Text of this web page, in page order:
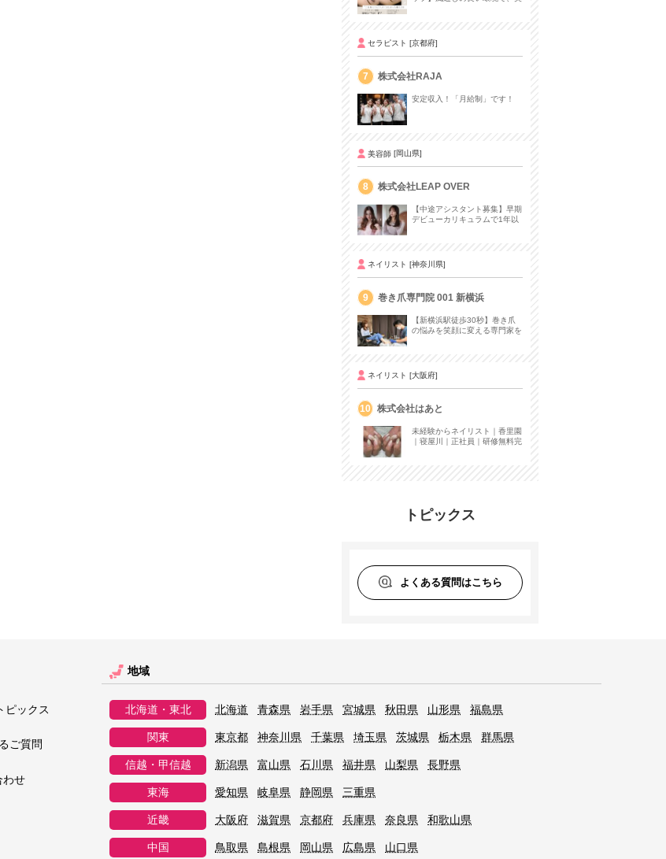
セラピスト [京都府]
7 株式会社RAJA
安定収入！「月給制」です！
美容師 [岡山県]
8 株式会社LEAP OVER
【中途アシスタント募集】早期
デビューカリキュラムで1年以
ネイリスト [神奈川県]
9 巻き爪専門院 001 新横浜
【新横浜駅徒歩30秒】巻き爪
の悩みを笑顔に変える専門家を
ネイリスト [大阪府]
10 株式会社はあと
未経験からネイリスト｜香里園
｜寝屋川｜正社員｜研修無料完
トピックス
よくある質問はこちら
ピックス
ご質問
わせ
地域
北海道・東北 北海道 青森県 岩手県 宮城県 秋田県 山形県 福島県
関東 東京都 神奈川県 千葉県 埼玉県 茨城県 栃木県 群馬県
信越・甲信越 新潟県 富山県 石川県 福井県 山梨県 長野県
東海 愛知県 岐阜県 静岡県 三重県
近畿 大阪府 滋賀県 京都府 兵庫県 奈良県 和歌山県
中国 鳥取県 島根県 岡山県 広島県 山口県